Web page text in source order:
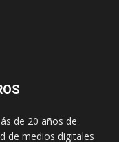
de 20 años de
de medios digitales